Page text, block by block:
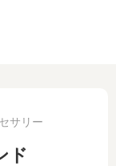
サリー
ド